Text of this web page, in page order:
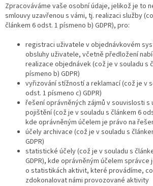
Zpracováváme vaše osobní údaje, jelikož je to
smlouvy uzavřenou s vámi, tj. realizaci služby
článkem 6 odst. 1 písmeno b) GDPR), pro:
registraci uživatele v objednávkovém
obsluhy uživatele, včetně předložení
realizace objednávek (což je v souladu s
písmeno b) GDPR)
vyřizování stížností a reklamací (což je v
odst. 1 písmeno c) GDPR)
řešení oprávněných zájmů v souvislosti s
pojištění (což je v souladu s článkem 6
kde oprávněným účelem je právo na
účely archivace (což je v souladu s
GDPR)
statistické účely (což je v souladu s
GDPR), kde oprávněným účelem
o statistikách aktivit, které provádíme,
zdokonalovat námi provozované aktivity